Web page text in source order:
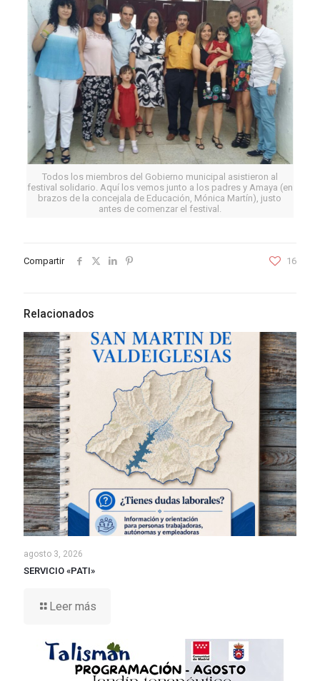
Todos los miembros del Gobierno municipal asistieron al
festival solidario. Aquí los vemos junto a los padres y Amaya (en
brazos de la concejala de Educación, Mónica Martín), justo
antes de comenzar el festival.
Compartir 16
Relacionados
agosto 3, 2026
SERVICIO «PATI»
Leer más